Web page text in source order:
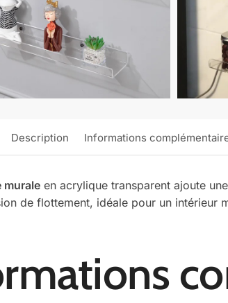
Description Informations
murale en acrylique transparent ajoute
de flottement, idéale pour un intérieur